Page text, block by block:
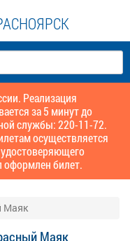
Реализация
за 5 минут до
службы: 220-11-72.
осуществляется
оформлен билет.
Маяк
Маяк